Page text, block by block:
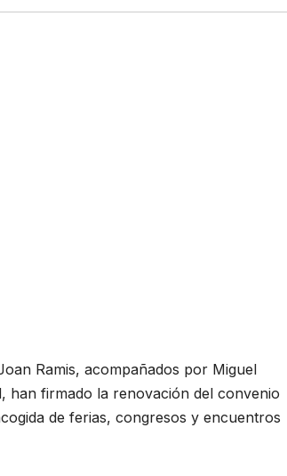
Ramis, acompañados por Miguel
han firmado la renovación del convenio
de ferias, congresos y encuentros